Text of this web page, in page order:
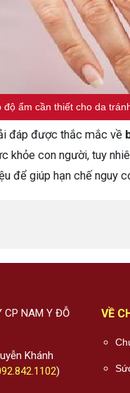
độ ẩm cần thiết cho da
đáp được thắc mắc về
khỏe con người, tuy
để giúp hạn chế nguy
CP NAM Y ĐỖ
Khánh
)
VỀ